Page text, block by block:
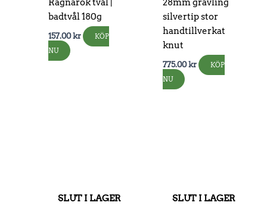
Ragnarök tvål |
badtvål 180g
157.00kr
KÖP
NU
28mm grävling
silvertip stor
handtillverkat
knut
775.00kr
KÖP
NU
SLUT I LAGER SLUT I LAGER